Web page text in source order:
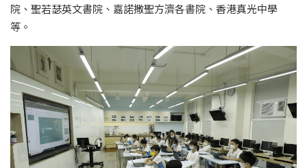
院、聖若瑟英文書院、嘉諾撒聖方濟各書院、香港真光中學
等。